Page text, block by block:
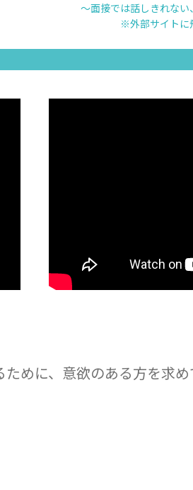
～面接では話しきれな
※外部サイトに
めに、意欲のある方を求め